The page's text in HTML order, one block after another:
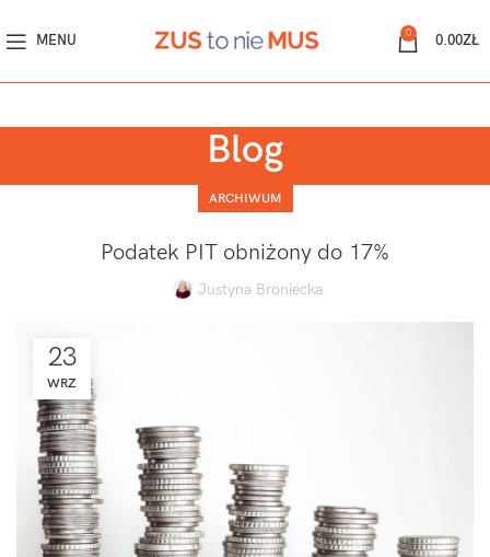
MENU 0 0.00ZŁ
Blog
ARCHIWUM
Podatek PIT obniżony do 17%
Justyna Broniecka
23
WRZ